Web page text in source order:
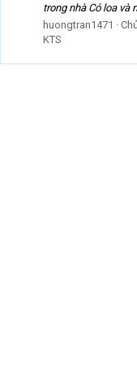
trong nhà Có loa và
huongtran1471
KTS